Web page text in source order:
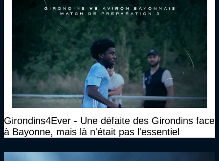
Girondins4Ever - Une défaite des Girondins face
à Bayonne, mais là n'était pas l'essentiel